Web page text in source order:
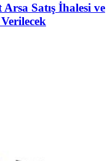
Satış İhalesi ve